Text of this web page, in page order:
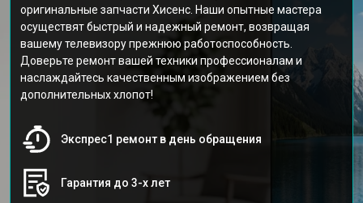
оригинальные запчасти Хисенс. Наши опытные мастера
осуществят быстрый и надежный ремонт, возвращая
вашему телевизору прежнюю работоспособность.
Доверьте ремонт вашей техники профессионалам и
наслаждайтесь качественным изображением без
дополнительных хлопот!
Экспрес1 ремонт в день обращения
Гарантия до 3-х лет